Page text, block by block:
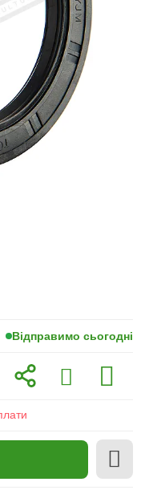
Відправимо сьогодні